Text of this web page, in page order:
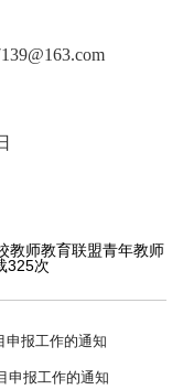
教师教育联盟青年教师
325次
申报工作的通知
申报工作的通知